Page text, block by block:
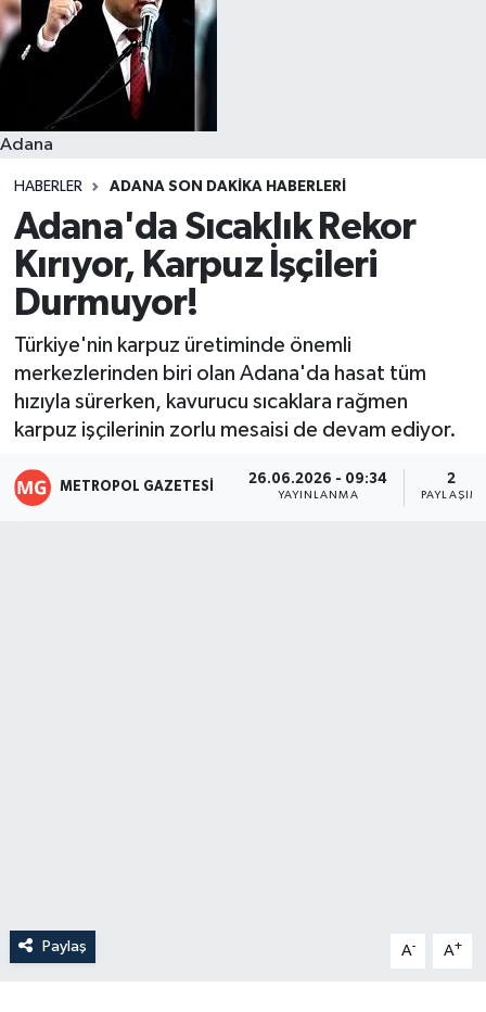
Adana
HABERLER ADANA SON DAKIKA HABERLERI
Adana'da Sıcaklık Rekor
Kırıyor, Karpuz İşçileri
Durmuyor!
Türkiye'nin karpuz üretiminde önemli
merkezlerinden biri olan Adana'da hasat tüm
hızıyla sürerken, kavurucu sıcaklara rağmen
karpuz işçilerinin zorlu mesaisi de devam ediyor.
METROPOL GAZETESI 26.06.2026 - 09:34
YAYINLANMA
2
PAYLAŞIM
Paylaş A- A+
Resmi İlanlar